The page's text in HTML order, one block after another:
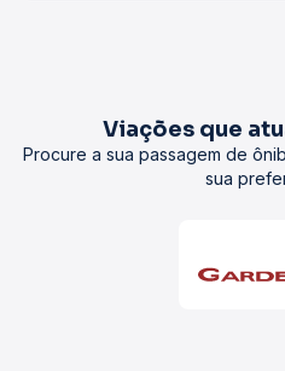
Viações que
Procure a sua passagem de
sua